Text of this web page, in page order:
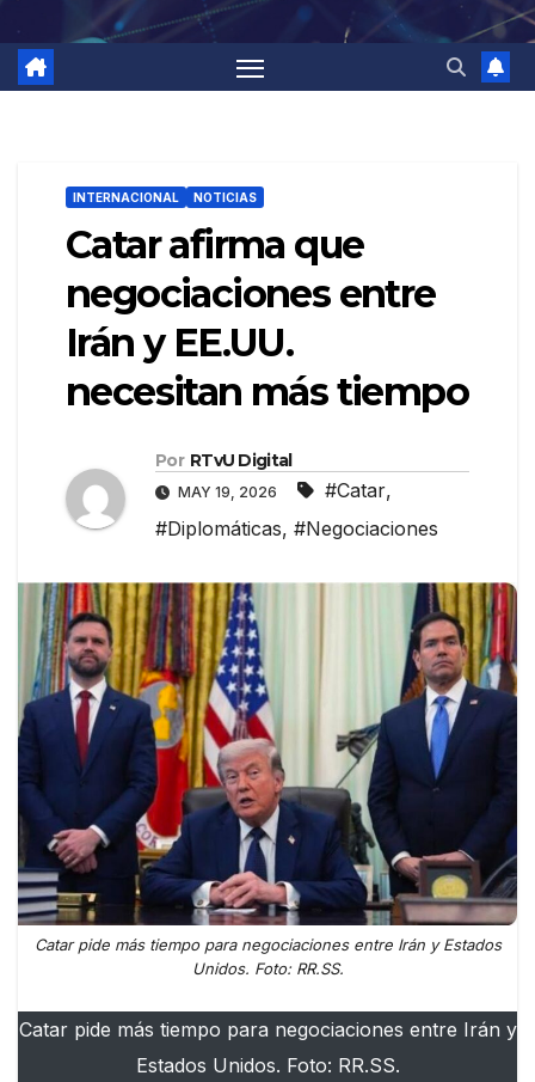
INTERNACIONAL NOTICIAS
Catar afirma que
negociaciones entre
Irán y EE.UU.
necesitan más tiempo
Por RTvU Digital
MAY 19, 2026 #Catar,
#Diplomáticas, #Negociaciones
Catar pide más tiempo para negociaciones entre Irán y Estados
Unidos. Foto: RR.SS.
Catar pide más tiempo para negociaciones entre Irán y
Estados Unidos. Foto: RR.SS.